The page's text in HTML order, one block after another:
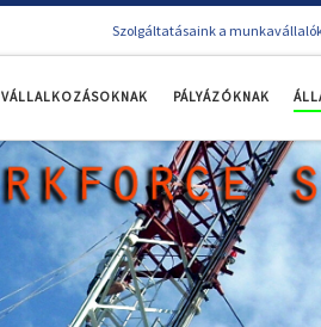
Szolgáltatásaink a
VÁLLALKOZÁSOKNAK PÁLYÁZÓKNAK